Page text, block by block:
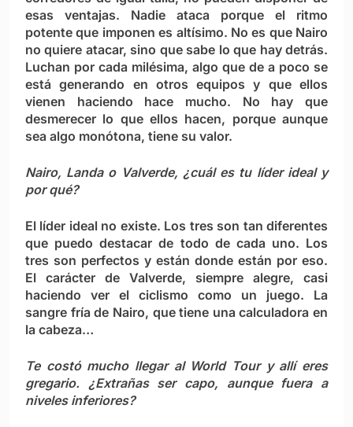
esas ventajas. Nadie ataca porque el ritmo
potente que imponen es altísimo. No es que Nairo
no quiere atacar, sino que sabe lo que hay detrás.
Luchan por cada milésima, algo que de a poco se
está generando en otros equipos y que ellos
vienen haciendo hace mucho. No hay que
desmerecer lo que ellos hacen, porque aunque
sea algo monótona, tiene su valor.
Nairo, Landa o Valverde, ¿cuál es tu líder ideal y
por qué?
El líder ideal no existe. Los tres son tan diferentes
que puedo destacar de todo de cada uno. Los
tres son perfectos y están donde están por eso.
El carácter de Valverde, siempre alegre, casi
haciendo ver el ciclismo como un juego. La
sangre fría de Nairo, que tiene una calculadora en
la cabeza…
Te costó mucho llegar al World Tour y allí eres
gregario. ¿Extrañas ser capo, aunque fuera a
niveles inferiores?